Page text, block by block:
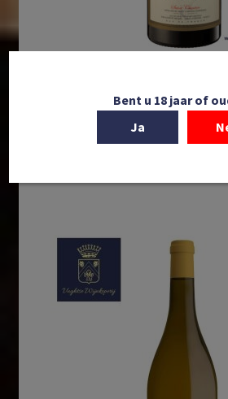
Laurent Miquel | Château Cazal
AOP Saint Chinian | Languedoc
Bent u 18 jaar of
Ja